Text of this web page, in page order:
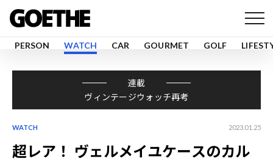
PERSON WATCH CAR GOURMET GOLF
連載
ヴィンテージウォッチ再考
WATCH 2023.01.25
超レア！ ヴェルメイユケースのカル